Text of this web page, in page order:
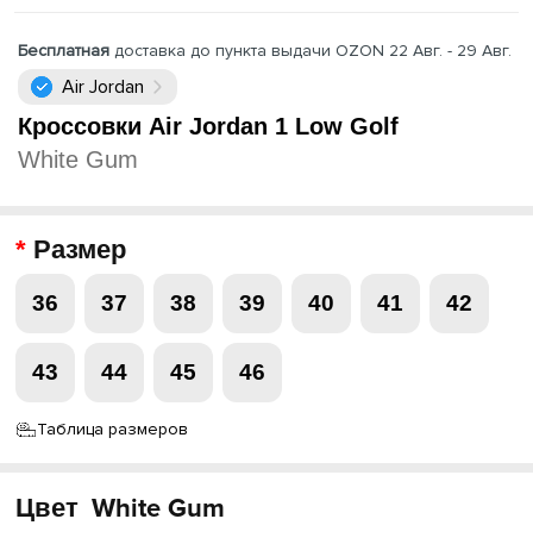
Бесплатная доставка до пункта выдачи OZON 22 Авг. - 29 Авг.
Air Jordan
Кроссовки Air Jordan 1 Low Golf
White Gum
Размер
36 37 38 39 40 41 42
43 44 45 46
Таблица размеров
Цвет White Gum